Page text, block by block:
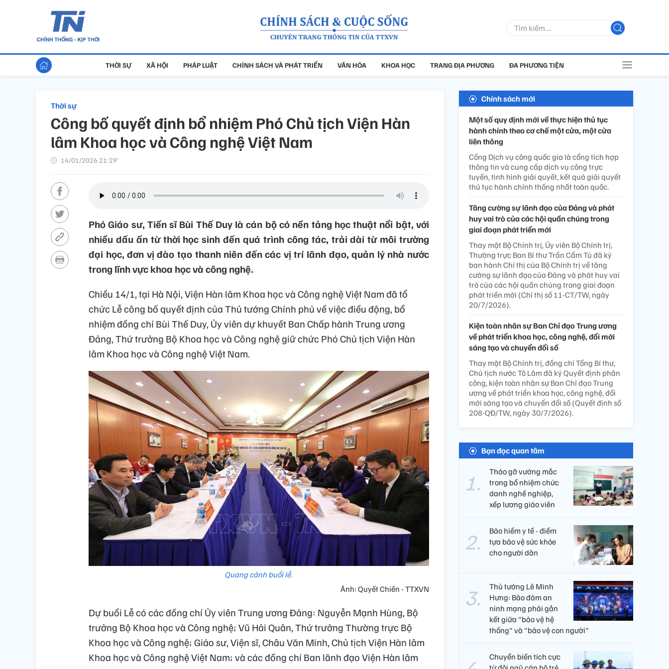
THỜI SỰ XÃ HỘI PHÁP LUẬT CHÍNH SÁCH VÀ PHÁT TRIỂN VĂN HÓA KHOA HỌC TRANG ĐỊA PHƯƠNG ĐA PHƯƠNG TIỆN
Thời sự
Công bố quyết định bổ nhiệm Phó Chủ tịch Viện Hàn
lâm Khoa học và Công nghệ Việt Nam
14/01/2026 21:29’
Phó Giáo sư, Tiến sĩ Bùi Thế Duy là cán bộ có nền tảng học thuật nổi bật, với
nhiều dấu ấn từ thời học sinh đến quá trình công tác, trải dài từ môi trường
đại học, đơn vị đào tạo thanh niên đến các vị trí lãnh đạo, quản lý nhà nước
trong lĩnh vực khoa học và công nghệ.
Chiều 14/1, tại Hà Nội, Viện Hàn lâm Khoa học và Công nghệ Việt Nam đã tổ
chức Lễ công bố quyết định của Thủ tướng Chính phủ về việc điều động, bổ
nhiệm đồng chí Bùi Thế Duy, Ủy viên dự khuyết Ban Chấp hành Trung ương
Đảng, Thứ trưởng Bộ Khoa học và Công nghệ giữ chức Phó Chủ tịch Viện Hàn
lâm Khoa học và Công nghệ Việt Nam.
Quang cảnh buổi lễ.
Ảnh: Quyết Chiến - TTXVN
Dự buổi Lễ có các đồng chí Ủy viên Trung ương Đảng: Nguyễn Mạnh Hùng, Bộ
trưởng Bộ Khoa học và Công nghệ; Vũ Hải Quân, Thứ trưởng Thường trực Bộ
Khoa học và Công nghệ; Giáo sư, Viện sĩ, Châu Văn Minh, Chủ tịch Viện Hàn lâm
Khoa học và Công nghệ Việt Nam; và các đồng chí Ban lãnh đạo Viện Hàn lâm
Chính sách mới
Một số quy định mới về thực hiện thủ tục
hành chính theo cơ chế một cửa, một cửa
liên thông
Cổng Dịch vụ công quốc gia là cổng tích hợp
thông tin và cung cấp dịch vụ công trực
tuyến, tình hình giải quyết, kết quả giải quyết
thủ tục hành chính thống nhất toàn quốc.
Tăng cường sự lãnh đạo của Đảng và phát
huy vai trò của các hội quần chúng trong
giai đoạn phát triển mới
Thay mặt Bộ Chính trị, Ủy viên Bộ Chính trị,
Thường trực Ban Bí thư Trần Cẩm Tú đã ký
ban hành Chỉ thị của Bộ Chính trị về tăng
cường sự lãnh đạo của Đảng và phát huy vai
trò của các hội quần chúng trong giai đoạn
phát triển mới (Chỉ thị số 11-CT/TW, ngày
20/7/2026).
Kiện toàn nhân sự Ban Chỉ đạo Trung ương
về phát triển khoa học, công nghệ, đổi mới
sáng tạo và chuyển đổi số
Thay mặt Bộ Chính trị, đồng chí Tổng Bí thư,
Chủ tịch nước Tô Lâm đã ký Quyết định phân
công, kiện toàn nhân sự Ban Chỉ đạo Trung
ương về phát triển khoa học, công nghệ, đổi
mới sáng tạo và chuyển đổi số (Quyết định số
208-QĐ/TW, ngày 30/7/2026).
Bạn đọc quan tâm
Tháo gỡ vướng mắc
trong bổ nhiệm chức
danh nghề nghiệp,
xếp lương giáo viên
Bảo hiểm y tế - điểm
tựa bảo vệ sức khỏe
cho người dân
Thủ tướng Lê Minh
Hưng: Bảo đảm an
ninh mạng phải gắn
kết giữa "bảo vệ hệ
thống" và "bảo vệ con người"
Chuyển biến tích cực